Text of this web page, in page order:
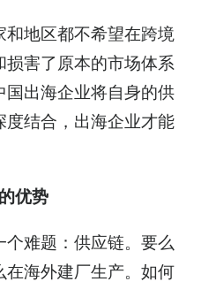
地区都不希望在跨境
害了原本的市场体系
出海企业将自身的供
结合，出海企业才能
优势
难题：供应链。要么
在海外建厂生产。如何